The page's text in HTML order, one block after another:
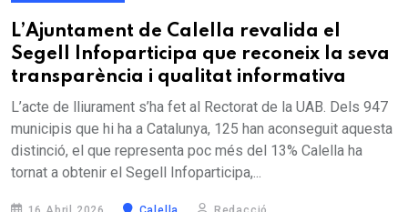
L’Ajuntament de Calella revalida el
Segell Infoparticipa que reconeix la seva
transparència i qualitat informativa
L’acte de lliurament s’ha fet al Rectorat de la UAB. Dels 947
municipis que hi ha a Catalunya, 125 han aconseguit aquesta
distinció, el que representa poc més del 13% Calella ha
tornat a obtenir el Segell Infoparticipa,...